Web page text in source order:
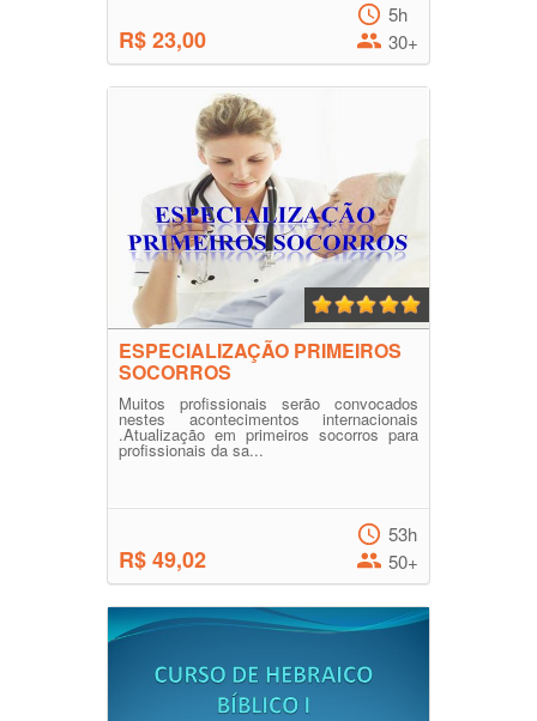
R$ 23,00
5h
30+
ESPECIALIZAÇÃO PRIMEIROS
SOCORROS
Muitos profissionais serão convocados
nestes acontecimentos internacionais
.Atualização em primeiros socorros para
profissionais da sa...
R$ 49,02
53h
50+